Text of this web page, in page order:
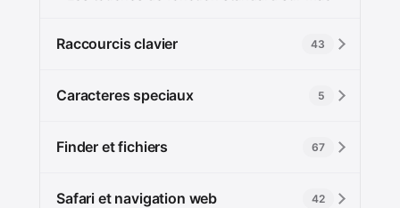
Raccourcis clavier 43
Caracteres speciaux 5
Finder et fichiers 67
Safari et navigation web 42